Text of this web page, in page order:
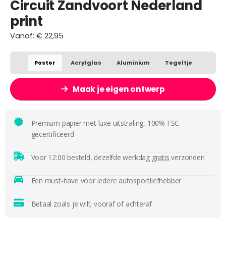
Circuit Zandvoort Nederland
print
Vanaf: € 22,95
Poster Acrylglas Aluminium Tegeltje
Maak je eigen ontwerp
Premium papier met luxe uitstraling, 100% FSC-
gecertificeerd
Voor 12:00 besteld, dezelfde werkdag gratis verzonden
Een must-have voor iedere autosportliefhebber
Betaal zoals je wilt; vooraf of achteraf